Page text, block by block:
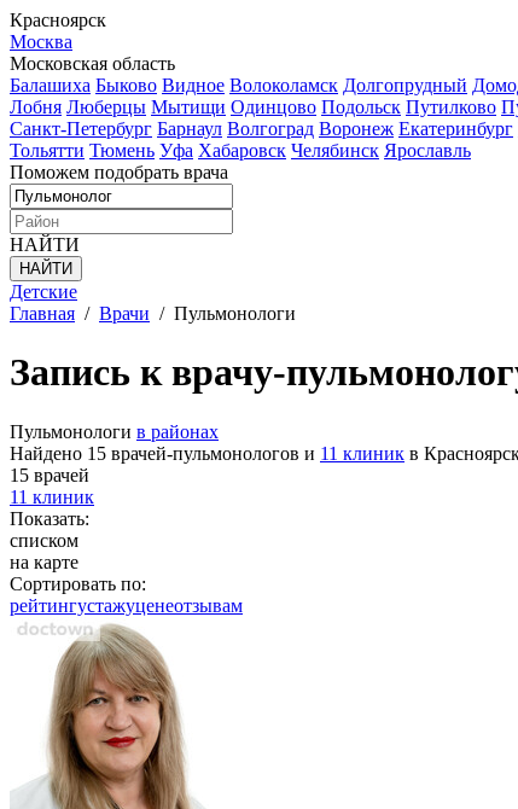
Красноярск
Москва
Московская область
Балашиха Быково Видное Волоколамск Долгопрудный
Лобня Люберцы Мытищи Одинцово Подольск Путилково
Санкт-Петербург Барнаул Волгоград Воронеж Екатеринбург
Тольятти Тюмень Уфа Хабаровск Челябинск Ярославль
Поможем подобрать врача
НАЙТИ
Детские
Главная / Врачи / Пульмонологи
Запись к врачу-
Пульмонологи в районах
Найдено 15 врачей-пульмонологов и 11 клиник в
15 врачей
11 клиник
Показать:
списком
на карте
Сортировать по:
рейтингустажуценеотзывам